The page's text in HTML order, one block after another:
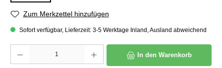
Zum Merkzettel hinzufügen
Sofort verfügbar, Lieferzeit: 3-5 Werktage Inland, Ausland abweichend
In den Warenkorb